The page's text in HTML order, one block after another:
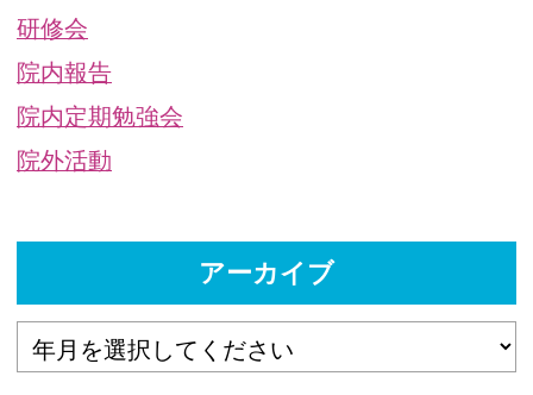
研修会
院内報告
院内定期勉強会
院外活動
アーカイブ